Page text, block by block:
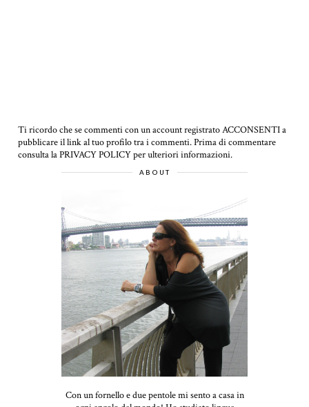
Ti ricordo che se commenti con un account registrato ACCONSENTI a
pubblicare il link al tuo profilo tra i commenti.Prima di commentare
consulta la PRIVACY POLICY per ulteriori informazioni.
ABOUT
Con un fornello e due pentole mi sento a casa in